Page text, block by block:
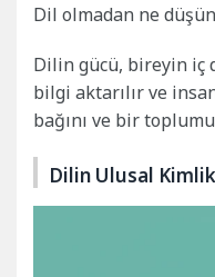
Dil olmadan ne
Dilin gücü, bireyin iç
bilgi aktarılır ve
bağını ve bir
Dilin Ulusal